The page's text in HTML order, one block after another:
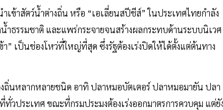
ข้าสัตว์น้ำต่างถิ่น หรือ “เอเลี่ยนสปีชีส์” ในประเทศไทยกำลัง
รรมชาติ และแพร่กระจายจนสร้างผลกระทบด้านระบบนิเวศ
” เป็นช่องโหว่ที่ใหญ่ที่สุด ซึ่งรัฐต้องเร่งปิดให้ได้ตั้งแต่ต้นทาง
ถิ่นหลากหลายชนิด อาทิ ปลาหมอบัตเตอร์ ปลาหมอมายัน ปลา
วประเทศ ขณะที่กรมประมงต้องเร่งออกมาตรการควบคุม แต่ยั